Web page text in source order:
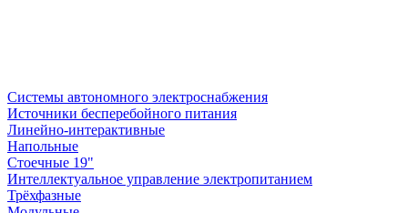
Системы автономного электроснабжения
Источники бесперебойного питания
Линейно-интерактивные
Напольные
Стоечные 19"
Интеллектуальное управление электропитанием
Трёхфазные